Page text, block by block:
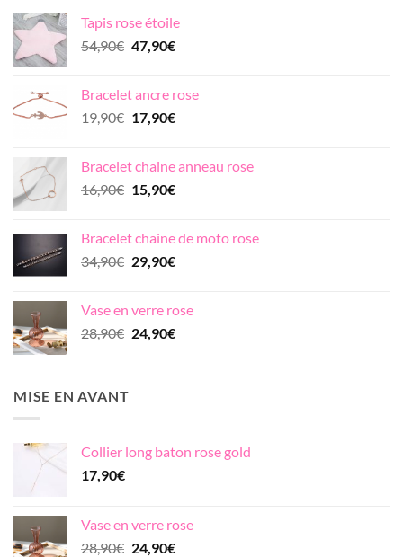
était :
17,90€.
est :
16,90€.
Tapis rose étoile
54,90€ Le
était :
54,90€.
47,90€Le
est :
47,90€.
Bracelet ancre rose
19,90€ Le
était :
19,90€.
17,90€Le
est :
17,90€.
Bracelet chaine anneau rose
16,90€ Le
était :
16,90€.
15,90€Le
est :
15,90€.
Bracelet chaine de moto rose
34,90€ Le
était :
34,90€.
29,90€Le
est :
29,90€.
Vase en verre rose
28,90€ Le
24,90€Le
MISE EN AVANT
Collier long baton rose gold
17,90€
Vase en verre rose
28,90€ Le
24,90€Le